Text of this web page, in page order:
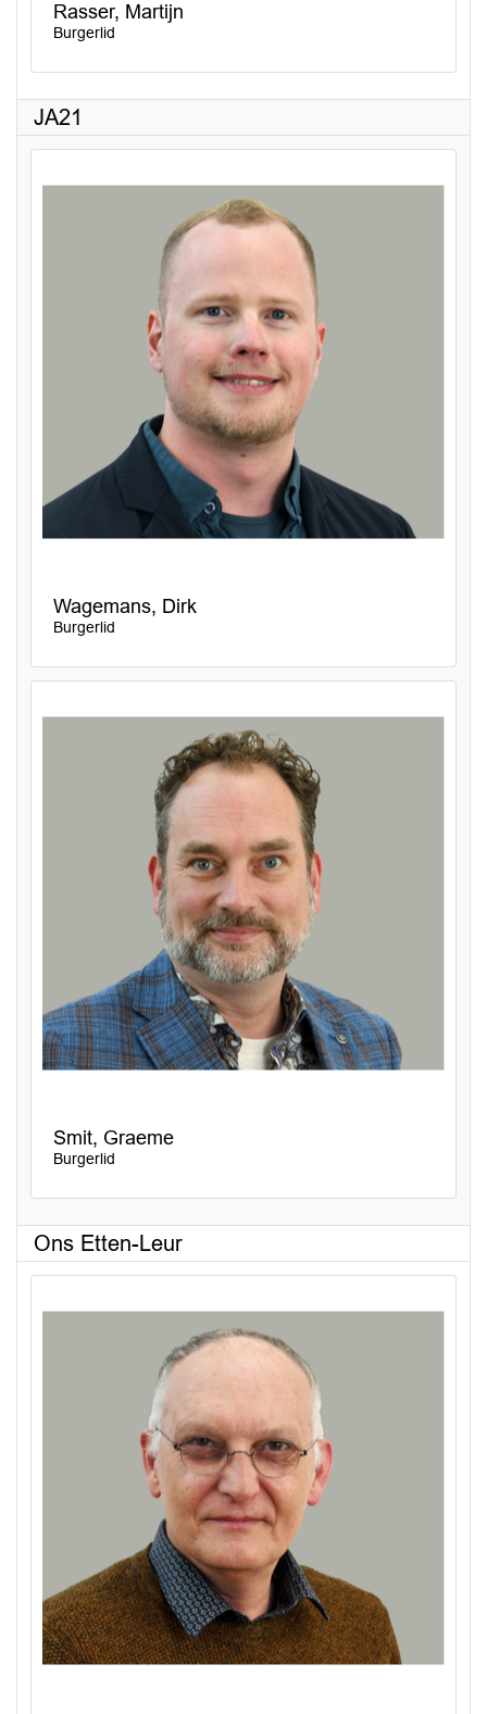
Rasser, Martijn
Burgerlid
JA21
Wagemans, Dirk
Burgerlid
Smit, Graeme
Burgerlid
Ons Etten-Leur